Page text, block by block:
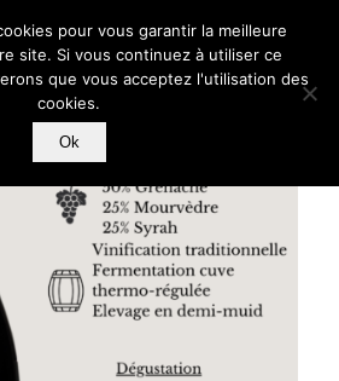
pour vous garantir la meilleure
site. Si vous continuez à utiliser ce
que vous acceptez l'utilisation des
cookies.
Ok